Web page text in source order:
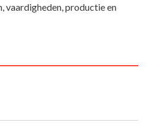
vaardigheden, productie en